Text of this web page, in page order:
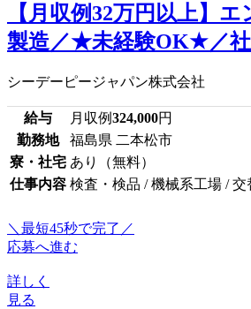
【月収例32万円以上】
製造／★未経験OK★／
シーデーピージャパン株式会社
給与 月収例324,000円
勤務地
福島県 二本松市
寮・社宅 あり（無料）
仕事内容 検査・検品 / 機械系工場 / 交
＼最短45秒で完了／
応募へ進む
詳しく
見る